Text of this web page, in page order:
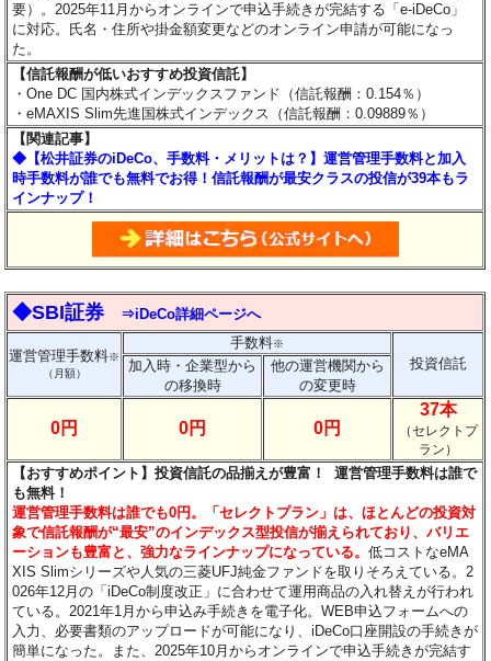
要）。2025年11月からオンラインで申込手続きが完結する「e-iDeCo」
に対応。氏名・住所や掛金額変更などのオンライン申請が可能になっ
た。
【信託報酬が低いおすすめ投資信託】
・One DC 国内株式インデックスファンド（信託報酬：0.154％）
・eMAXIS Slim先進国株式インデックス（信託報酬：0.09889％）
【関連記事】
◆【松井証券のiDeCo、手数料・メリットは？】運営管理手数料と加入
時手数料が誰でも無料でお得！信託報酬が最安クラスの投信が39本もラ
インナップ！
◆SBI証券 ⇒iDeCo詳細ページへ
運営管理手数料※
（月額）
手数料※
投資信託
加入時・企業型から
の移換時
他の運営機関から
の変更時
0円 0円 0円
37本
（セレクトプ
ラン）
【おすすめポイント】投資信託の品揃えが豊富！ 運営管理手数料は誰で
も無料！
運営管理手数料は誰でも0円。「セレクトプラン」は、ほとんどの投資対
象で信託報酬が“最安”のインデックス型投信が揃えられており、バリエ
ーションも豊富と、強力なラインナップになっている。低コストなeMA
XIS Slimシリーズや人気の三菱UFJ純金ファンドを取りそろえている。2
026年12月の「iDeCo制度改正」に合わせて運用商品の入れ替えが行われ
ている。2021年1月から申込み手続きを電子化。WEB申込フォームへの
入力、必要書類のアップロードが可能になり、iDeCo口座開設の手続きが
簡単になった。また、2025年10月からオンラインで申込手続きが完結す